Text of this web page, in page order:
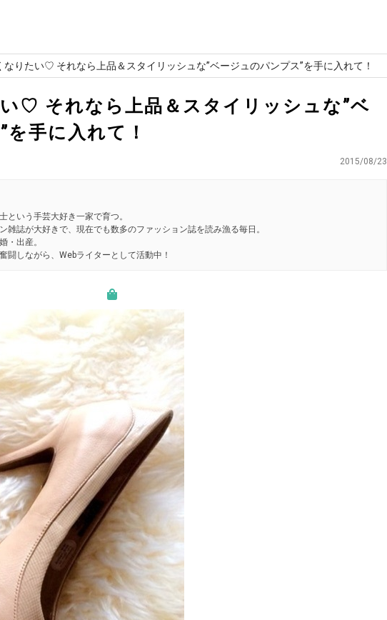
なりたい♡ それなら上品＆スタイリッシュな”ベージュのパンプス”を手に入れて！
♡ それなら上品＆スタイリッシュな”ベ
手に入れて！
2015/08/23
という手芸大好き一家で育つ。
雑誌が大好きで、現在でも数多のファッション誌を読み漁る毎日。
・出産。
闘しながら、Webライターとして活動中！